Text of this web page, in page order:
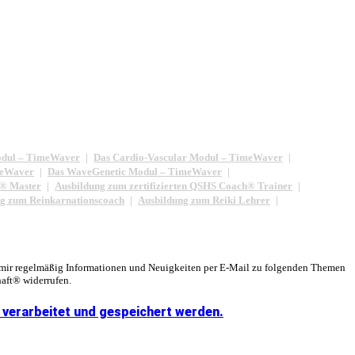
– TimeWaver
Das Cardio-Vascular Modul – TimeWaver
Das WaveGenetic Modul – TimeWaver
Master
Ausbildung zum zertifizierten QSHS Coach® Trainer
zum Reinkarnationscoach
Ausbildung zum Reiki Lehrer
regelmäßig Informationen und Neuigkeiten per E-Mail zu folgenden Themen
widerrufen.
und gespeichert werden.